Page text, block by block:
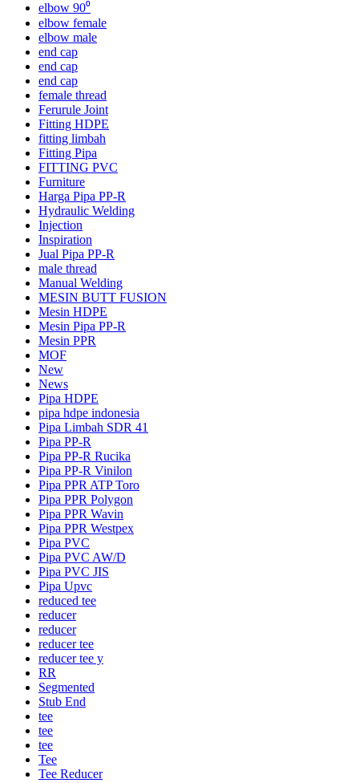
elbow 90⁰
elbow female
elbow male
end cap
end cap
end cap
female thread
Ferurule Joint
Fitting HDPE
fitting limbah
Fitting Pipa
FITTING PVC
Furniture
Harga Pipa PP-R
Hydraulic Welding
Injection
Inspiration
Jual Pipa PP-R
male thread
Manual Welding
MESIN BUTT FUSION
Mesin HDPE
Mesin Pipa PP-R
Mesin PPR
MOF
New
News
Pipa HDPE
pipa hdpe indonesia
Pipa Limbah SDR 41
Pipa PP-R
Pipa PP-R Rucika
Pipa PP-R Vinilon
Pipa PPR ATP Toro
Pipa PPR Polygon
Pipa PPR Wavin
Pipa PPR Westpex
Pipa PVC
Pipa PVC AW/D
Pipa PVC JIS
Pipa Upvc
reduced tee
reducer
reducer
reducer tee
reducer tee y
RR
Segmented
Stub End
tee
tee
tee
Tee
Tee Reducer